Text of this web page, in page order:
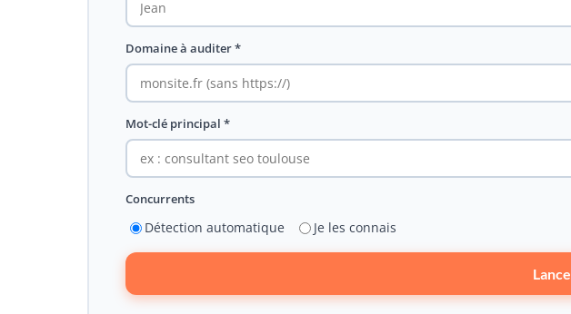
Domaine à auditer *
Mot-clé principal *
Concurrents
Détection automatique Je les connais